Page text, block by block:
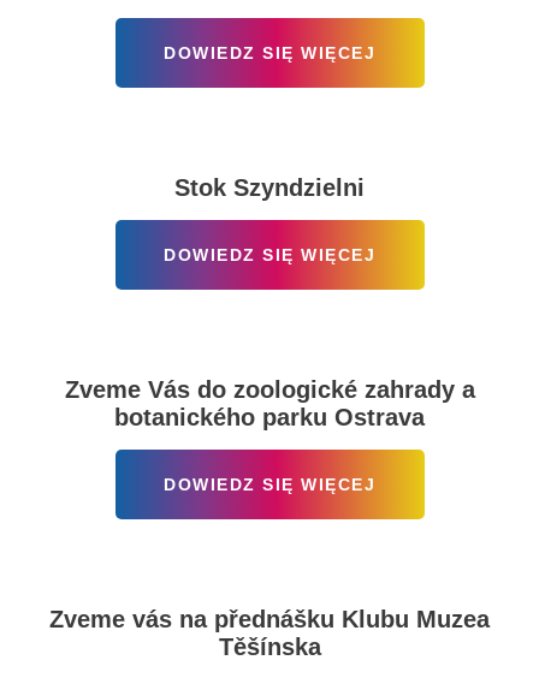
DOWIEDZ SIĘ WIĘCEJ
Stok Szyndzielni
DOWIEDZ SIĘ WIĘCEJ
Zveme Vás do zoologické zahrady a
botanického parku Ostrava
DOWIEDZ SIĘ WIĘCEJ
Zveme vás na přednášku Klubu Muzea
Těšínska